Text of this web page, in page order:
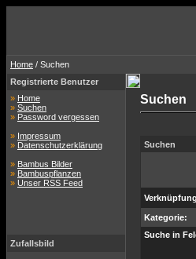
Home / Suchen
Registrierte Benutzer
» Home
» Suchen
» Password vergessen
» Impressum
» Datenschutzerklärung
» Bambus Bilder
» Bambuspflanzen
» Unser RSS Feed
Zufallsbild
Suchen
Suchen
Kategorie:
Suche in